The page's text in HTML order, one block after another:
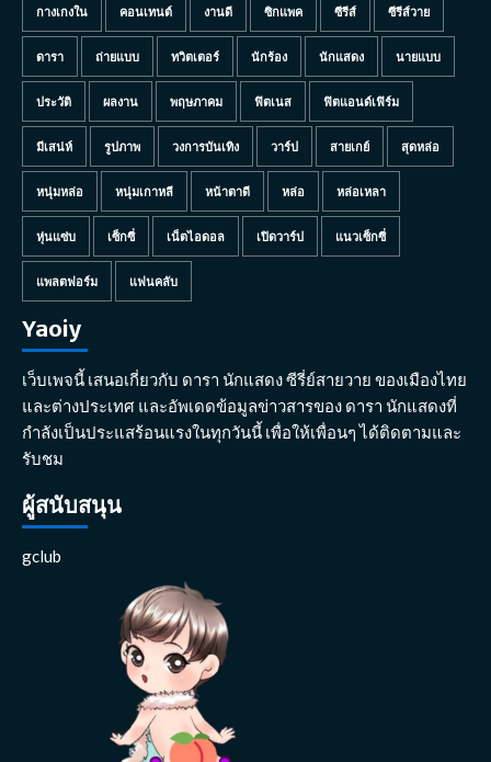
กางเกงใน คอนเทนต์ งานดี ซิกแพค ซีรีส์ ซีรีส์วาย
ดารา ถ่ายแบบ ทวิตเตอร์ นักร้อง นักแสดง นายแบบ
ประวัติ ผลงาน พฤษภาคม ฟิตเนส ฟิตแอนด์เฟิร์ม
มีเสน่ห์ รูปภาพ วงการบันเทิง วาร์ป สายเกย์ สุดหล่อ
หนุ่มหล่อ หนุ่มเกาหลี หน้าตาดี หล่อ หล่อเหลา
หุ่นแซ่บ เซ็กซี่ เน็ตไอดอล เปิดวาร์ป แนวเซ็กซี่
แพลตฟอร์ม แฟนคลับ
Yaoiy
เว็บเพจนี้ เสนอเกี่ยวกับ ดารา นักแสดง ซีรี่ย์สายวาย ของเมืองไทย
และต่างประเทศ และอัพเดดข้อมูลข่าวสารของ ดารา นักแสดงที่
กำลังเป็นประแสร้อนแรงในทุกวันนี้ เพื่อให้เพื่อนๆ ได้ติดตามและ
รับชม
ผู้สนับสนุน
gclub